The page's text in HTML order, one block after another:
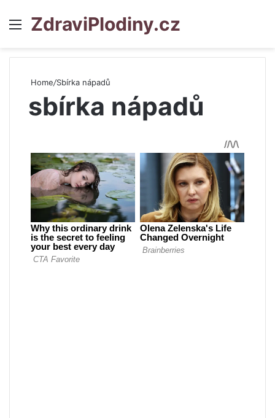
Menu
ZdraviPlodiny.cz
Home/Sbírka nápadů
sbírka nápadů